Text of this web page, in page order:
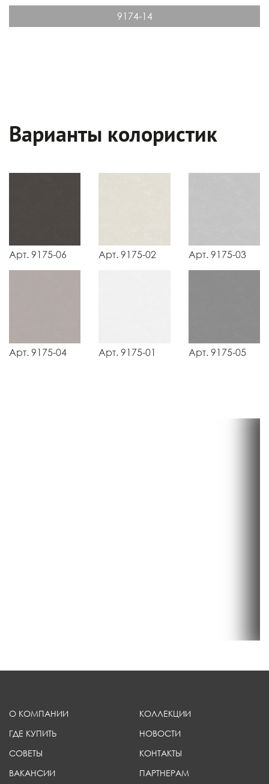
9174-14
Варианты колористик
Арт. 9175-06 Арт. 9175-02 Арт. 9175-03
Арт. 9175-04 Арт. 9175-01 Арт. 9175-05
О КОМПАНИИ
КОЛЛЕКЦИИ
ГДЕ КУПИТЬ
НОВОСТИ
СОВЕТЫ
КОНТАКТЫ
ВАКАНСИИ
ПАРТНЕРАМ